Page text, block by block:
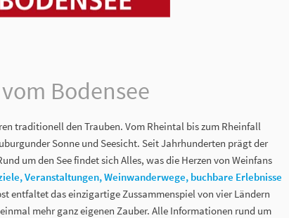
Bodensee
traditionell den Trauben. Vom Rheintal bis zum Rheinfall
Sonne und Seesicht. Seit Jahrhunderten prägt der
um den See findet sich Alles, was die Herzen von Weinfans
Veranstaltungen,Weinwanderwege, buchbare Erlebnisse
entfaltet das einzigartige Zussammenspiel von vier Ländern
mehr ganz eigenen Zauber. Alle Informationen rund um